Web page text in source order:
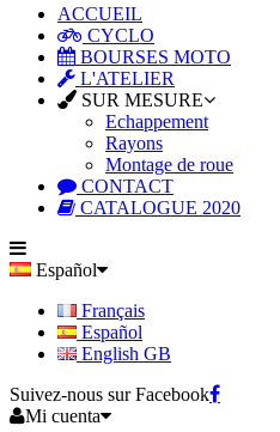
ACCUEIL
CYCLO
BOURSES MOTO
L'ATELIER
SUR MESURE
Echappement
Rayons
Montage de roue
CONTACT
CATALOGUE 2020
Español
Français
Español
English GB
Suivez-nous sur Facebook
Mi cuenta